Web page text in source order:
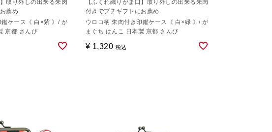
取り外しの出来る朱肉
薦め
ケース《 白×紫 》/ が
京都 さんび
【ふくれ織りがま口】取り外しの出来る朱肉
付きでプチギフトにお薦め
ウロコ柄 朱肉付き印鑑ケース《 白×緑 》/ が
まぐち はんこ 日本製 京都 さんび
¥ 1,320 税込